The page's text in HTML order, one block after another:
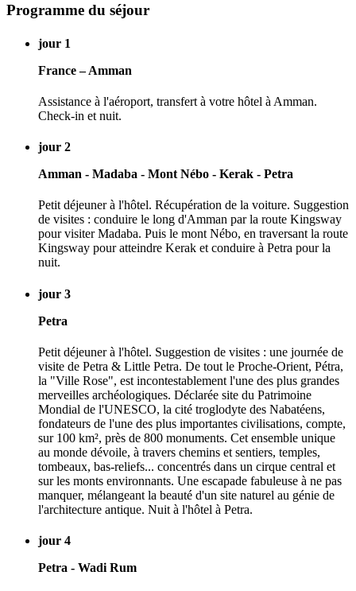
Programme du séjour
jour 1
France – Amman
Assistance à l'aéroport, transfert à votre hôtel à Amman.
Check-in et nuit.
jour 2
Amman - Madaba - Mont Nébo - Kerak - Petra
Petit déjeuner à l'hôtel. Récupération de la voiture. Suggestion
de visites : conduire le long d'Amman par la route Kingsway
pour visiter Madaba. Puis le mont Nébo, en traversant la route
Kingsway pour atteindre Kerak et conduire à Petra pour la
nuit.
jour 3
Petra
Petit déjeuner à l'hôtel. Suggestion de visites : une journée de
visite de Petra & Little Petra. De tout le Proche-Orient, Pétra,
la "Ville Rose", est incontestablement l'une des plus grandes
merveilles archéologiques. Déclarée site du Patrimoine
Mondial de l'UNESCO, la cité troglodyte des Nabatéens,
fondateurs de l'une des plus importantes civilisations, compte,
sur 100 km², près de 800 monuments. Cet ensemble unique
au monde dévoile, à travers chemins et sentiers, temples,
tombeaux, bas-reliefs... concentrés dans un cirque central et
sur les monts environnants. Une escapade fabuleuse à ne pas
manquer, mélangeant la beauté d'un site naturel au génie de
l'architecture antique. Nuit à l'hôtel à Petra.
jour 4
Petra - Wadi Rum